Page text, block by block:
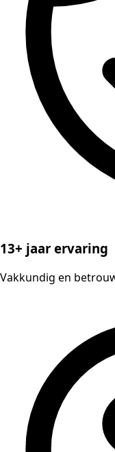
13+ jaar ervaring
Vakkundig en